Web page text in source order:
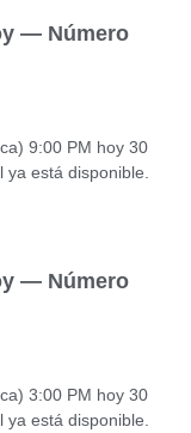
— Número
9:00 PM hoy 30
está disponible.
— Número
3:00 PM hoy 30
está disponible.